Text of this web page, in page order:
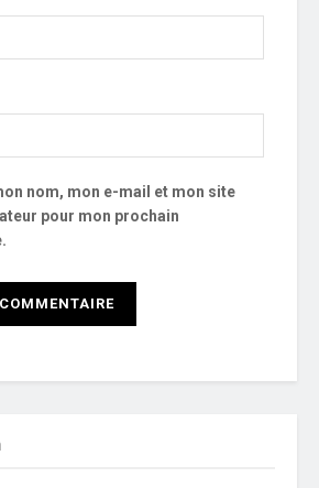
nom, mon e-mail et mon site
pour mon prochain